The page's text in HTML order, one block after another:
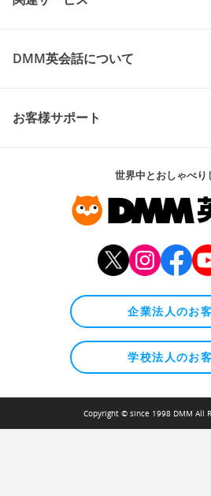
DMM英会話について
お客様サポート
世界中とおしゃべり
企業法人のお
学校法人のお
Copyright © since 1998 DMM All